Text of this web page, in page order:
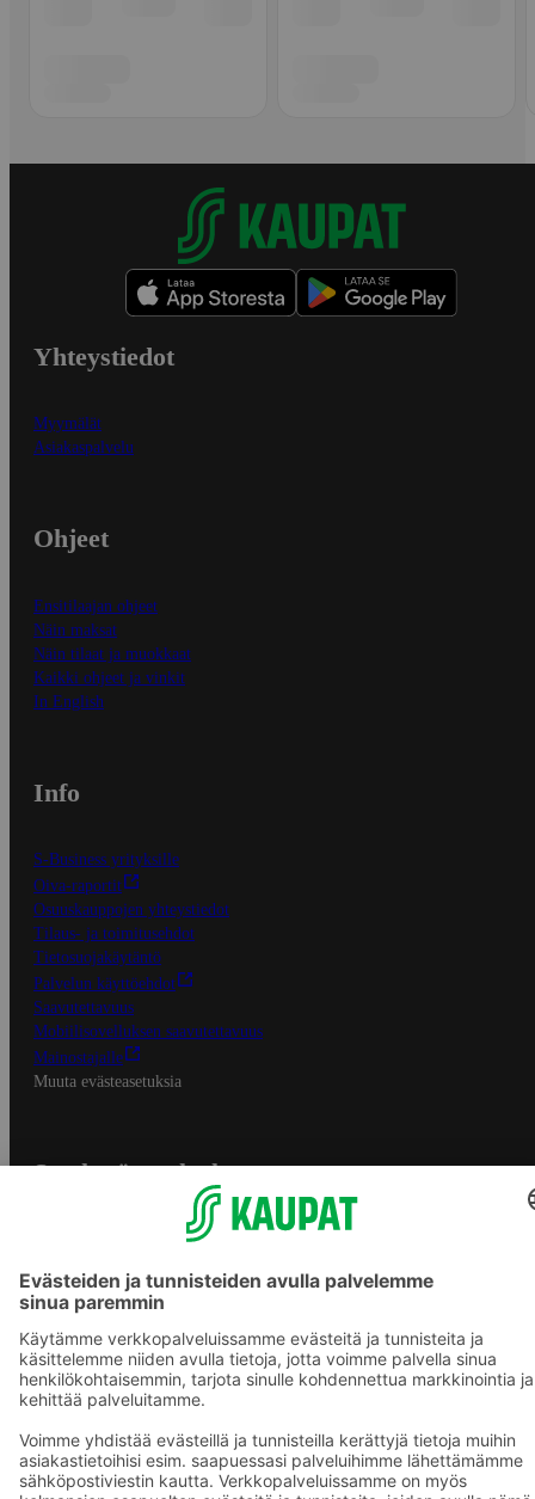
Yhteystiedot
Myymälät
Asiakaspalvelu
Ohjeet
Ensitilaajan ohjeet
Näin maksat
Näin tilaat ja muokkaat
Kaikki ohjeet ja vinkit
In English
Info
S-Business yrityksille
Oiva-raportit
Osuuskauppojen yhteystiedot
Tilaus- ja toimitusehdot
Tietosuojakäytäntö
Palvelun käyttöehdot
Saavutettavuus
Mobiilisovelluksen saavutettavuus
Mainostajalle
Muuta evästeasetuksia
S-ryhmän palvelut
Yhteishyvä Ruoka -sovellus
Prisma.fi
Sokos.fi
S-Pankki
Sokos Hotels
Raflaamo